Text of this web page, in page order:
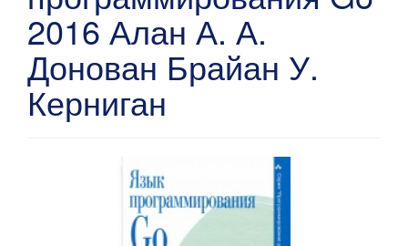
2016 Алан А. А.
Донован Брайан У.
Керниган